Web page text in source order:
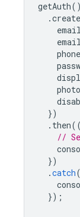
getAuth()
.
email
})
. then((
//
})
.catch
});